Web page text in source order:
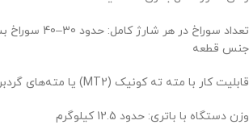
تعداد سوراخ در هر
جنس قطعه
قابلیت کار با مته ته کونیک (MT2) یا مته‌های گردبر با پایه Weldon
وزن دستگاه با باتری: حدود 12.5 کیلوگرم